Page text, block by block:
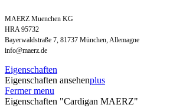
MAERZ Muenchen KG
HRA 95732
Bayerwaldstraße 7, 81737 München, Allemagne
info@maerz.de
Eigenschaften
Eigenschaften ansehenplus
Fermer menu
Eigenschaften "Cardigan MAERZ"